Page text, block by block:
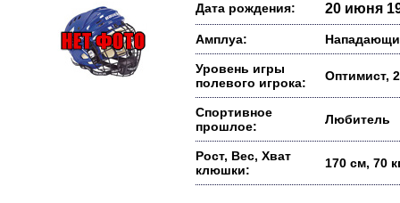
Дата рождения: 20 июня
Амплуа:
Уровень игры
полевого игрока:
Оптимист,
Спортивное
прошлое:
Любитель
Рост, Вес, Хват
клюшки:
170 см, 70